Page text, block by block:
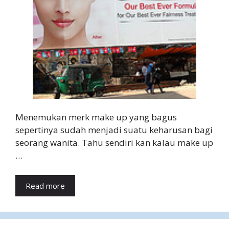
Menemukan merk make up yang bagus
sepertinya sudah menjadi suatu keharusan bagi
seorang wanita. Tahu sendiri kan kalau make up
…
Read more